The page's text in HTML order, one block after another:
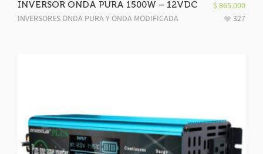
INVERSOR ONDA PURA 1500W – 12VDC
INVERSORES ONDA PURA Y ONDA MODIFICADA
$ 865.000
327